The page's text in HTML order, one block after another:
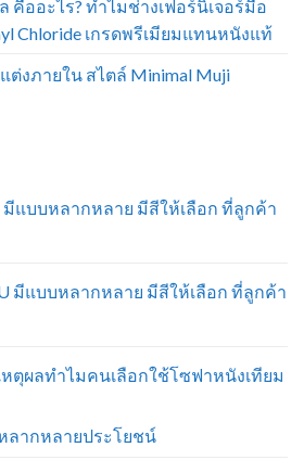
คืออะไร? ทำไมช่างเฟอร์นิเจอร์มือ
Chloride เกรดพรีเมียมแทนหนังแท้
งภายใน สไตล์ Minimal Muji
มีแบบหลากหลาย มีสีให้เลือก ที่ลูกค้า
มีแบบหลากหลาย มีสีให้เลือก ที่ลูกค้า
หตุผลทำไมคนเลือกใช้โซฟาหนังเทียม
ลากหลายประโยชน์